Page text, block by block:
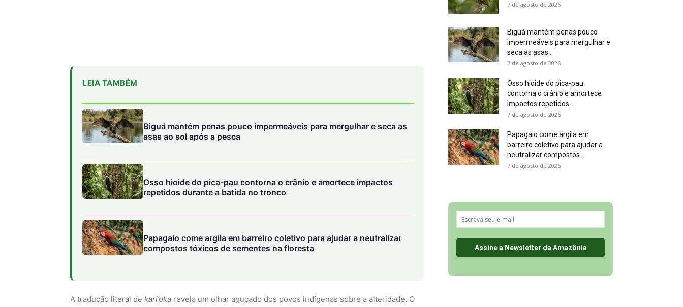
LEIA TAMBÉM
Biguá mantém penas pouco impermeáveis para mergulhar e seca as
asas ao sol após a pesca
Osso hioide do pica-pau contorna o crânio e amortece impactos
repetidos durante a batida no tronco
Papagaio come argila em barreiro coletivo para ajudar a neutralizar
compostos tóxicos de sementes na floresta
A tradução literal de kari’oka revela um olhar aguçado dos povos indígenas sobre a alteridade. O
7 de agosto de 2026
Biguá mantém penas pouco
impermeáveis para mergulhar e
seca as asas...
7 de agosto de 2026
Osso hioide do pica-pau
contorna o crânio e amortece
impactos repetidos...
7 de agosto de 2026
Papagaio come argila em
barreiro coletivo para ajudar a
neutralizar compostos...
7 de agosto de 2026